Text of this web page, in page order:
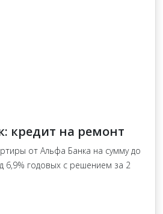
кредит на ремонт
от Альфа Банка на сумму до
6,9% годовых с решением за 2